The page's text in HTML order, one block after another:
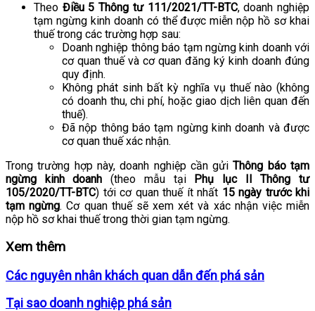
Theo Điều 5 Thông tư 111/2021/TT-BTC, doanh nghiệp
tạm ngừng kinh doanh có thể được miễn nộp hồ sơ khai
thuế trong các trường hợp sau:
Doanh nghiệp thông báo tạm ngừng kinh doanh với
cơ quan thuế và cơ quan đăng ký kinh doanh đúng
quy định.
Không phát sinh bất kỳ nghĩa vụ thuế nào (không
có doanh thu, chi phí, hoặc giao dịch liên quan đến
thuế).
Đã nộp thông báo tạm ngừng kinh doanh và được
cơ quan thuế xác nhận.
Trong trường hợp này, doanh nghiệp cần gửiThông báo tạm
ngừng kinh doanh (theo mẫu tại
Phụ lục II Thông tư
105/2020/TT-BTC) tới cơ quan thuế ít nhất 15 ngày trước khi
tạm ngừng. Cơ quan thuế sẽ xem xét và xác nhận việc miễn
nộp hồ sơ khai thuế trong thời gian tạm ngừng.
Xem thêm
Các nguyên nhân khách quan dẫn đến phá sản
Tại sao doanh nghiệp phá sản